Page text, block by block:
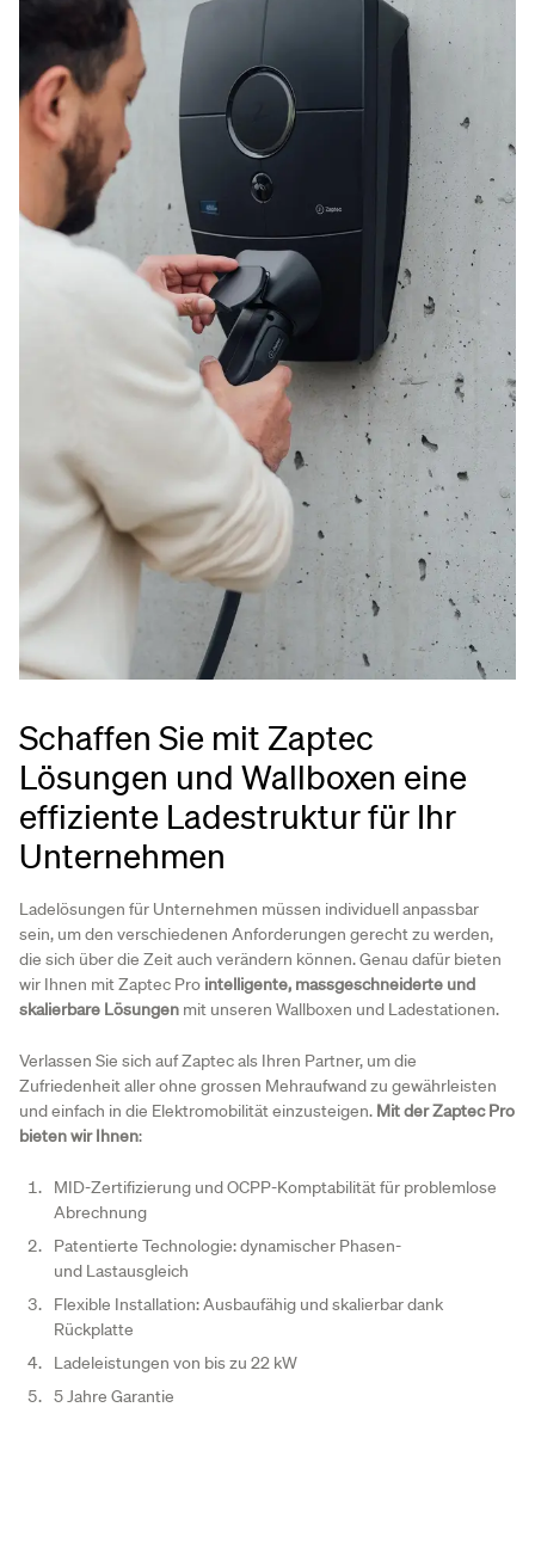
Schaffen Sie mit Zaptec
Lösungen und Wallboxen eine
effiziente Ladestruktur für Ihr
Unternehmen
Ladelösungen für Unternehmen müssen individuell anpassbar
sein, um den verschiedenen Anforderungen gerecht zu werden,
die sich über die Zeit auch verändern können. Genau dafür bieten
wir Ihnen mit Zaptec Pro intelligente, massgeschneiderte und
skalierbare Lösungen mit unseren Wallboxen und Ladestationen.
Verlassen Sie sich auf Zaptec als Ihren Partner, um die
Zufriedenheit aller ohne grossen Mehraufwand zu gewährleisten
und einfach in die Elektromobilität einzusteigen. Mit der Zaptec Pro
bieten wir Ihnen:
MID-Zertifizierung und OCPP-Komptabilität für problemlose
Abrechnung
Patentierte Technologie: dynamischer Phasen-
und Lastausgleich
Flexible Installation: Ausbaufähig und skalierbar dank
Rückplatte
Ladeleistungen von bis zu 22 kW
5 Jahre Garantie